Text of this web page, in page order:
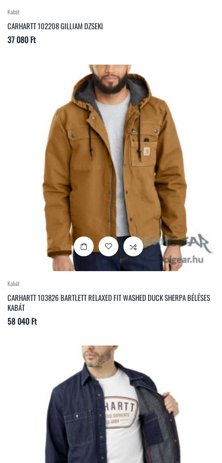
Kabát
CARHARTT 102208 GILLIAM DZSEKI
Ár
37 080 Ft
Kabát
CARHARTT 103826 BARTLETT RELAXED FIT WASHED DUCK SHERPA BÉLÉSES
KABÁT
Ár
58 040 Ft